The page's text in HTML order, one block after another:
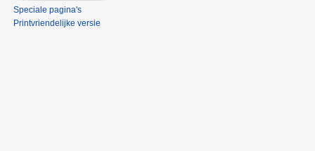
Speciale pagina's
Printvriendelijke versie